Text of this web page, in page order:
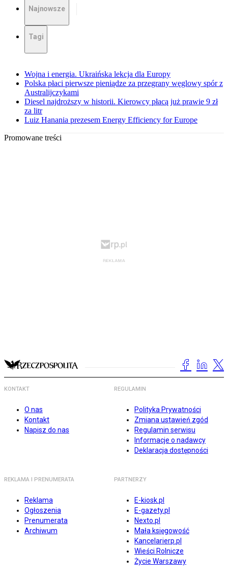
Najnowsze
Tagi
Wojna i energia. Ukraińska lekcja dla Europy
Polska płaci pierwsze pieniądze za przegrany węglowy spór z
Australijczykami
Diesel najdroższy w historii. Kierowcy płacą już prawie 9 zł
za litr
Luiz Hanania prezesem Energy Efficiency for Europe
Promowane treści
KONTAKT
O nas
Kontakt
Napisz do nas
REGULAMIN
Polityka Prywatności
Zmiana ustawień zgód
Regulamin serwisu
Informacje o nadawcy
Deklaracja dostępności
REKLAMA I PRENUMERATA
Reklama
Ogłoszenia
Prenumerata
Archiwum
PARTNERZY
E-kiosk.pl
E-gazety.pl
Nexto.pl
Mała księgowość
Kancelarierp.pl
Wieści Rolnicze
Życie Warszawy